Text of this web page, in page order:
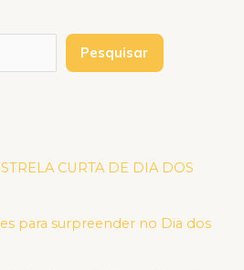
Pesquisar
CURTA DE DIA DOS
para surpreender no Dia dos